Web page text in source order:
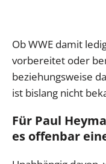
Ob WWE damit
vorbereitet oder
beziehungsweise
ist bislang nicht
Für Paul
es offenbar